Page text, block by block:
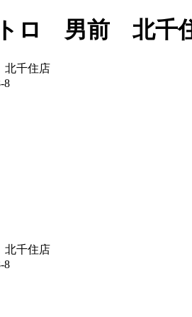
トロ 男前 北千
千住店
8
千住店
8